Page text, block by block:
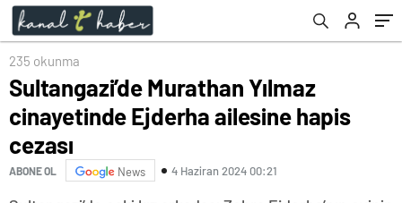
235 okunma
Sultangazi’de Murathan Yılmaz
cinayetinde Ejderha ailesine hapis
cezası
ABONE OL News 4 Haziran 2024 00:21